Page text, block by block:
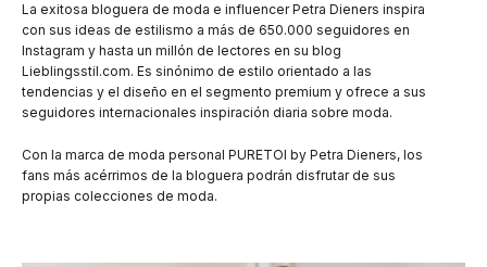
La exitosa bloguera de moda e influencer Petra Dieners inspira
con sus ideas de estilismo a más de 650.000 seguidores en
Instagram y hasta un millón de lectores en su blog
Lieblingsstil.com. Es sinónimo de estilo orientado a las
tendencias y el diseño en el segmento premium y ofrece a sus
seguidores internacionales inspiración diaria sobre moda.
Con la marca de moda personal PURETOI by Petra Dieners, los
fans más acérrimos de la bloguera podrán disfrutar de sus
propias colecciones de moda.